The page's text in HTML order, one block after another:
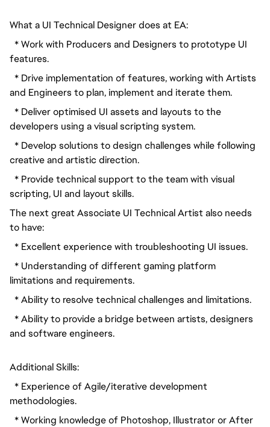
What a UI Technical Designer does at EA:
* Work with Producers and Designers to prototype UI
features.
* Drive implementation of features, working with Artists
and Engineers to plan, implement and iterate them.
* Deliver optimised UI assets and layouts to the
developers using a visual scripting system.
* Develop solutions to design challenges while following
creative and artistic direction.
* Provide technical support to the team with visual
scripting, UI and layout skills.
The next great Associate UI Technical Artist also needs
to have:
* Excellent experience with troubleshooting UI issues.
* Understanding of different gaming platform
limitations and requirements.
* Ability to resolve technical challenges and limitations.
* Ability to provide a bridge between artists, designers
and software engineers.
Additional Skills:
* Experience of Agile/iterative development
methodologies.
* Working knowledge of Photoshop, Illustrator or After